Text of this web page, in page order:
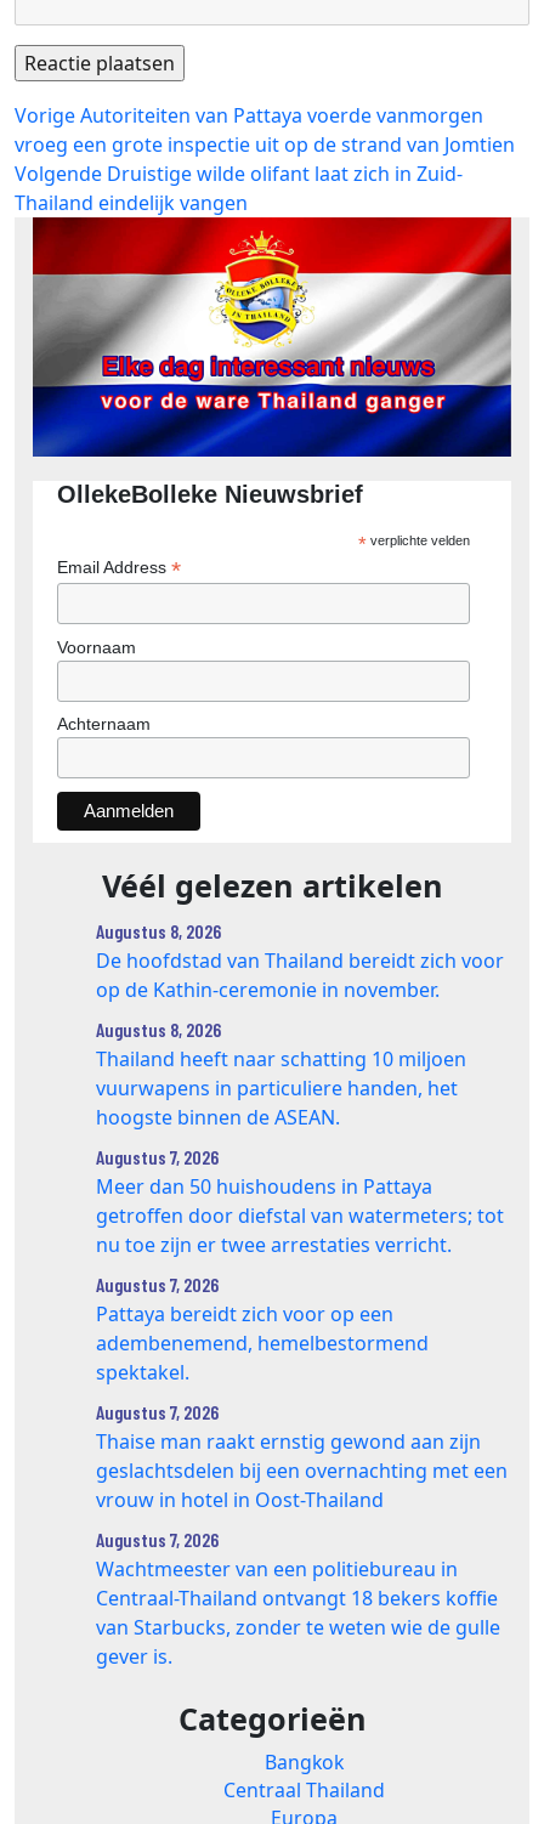
Bericht
navigatie
VorigeVorig
bericht:
Autoriteiten van Pattaya voerde vanmorgen
vroeg een grote inspectie uit op de strand van Jomtien
Volgende Volgend
bericht:
Druistige wilde olifant laat zich in Zuid-
Thailand eindelijk vangen
OllekeBolleke Nieuwsbrief
*verplichte velden
Email Address *
Voornaam
Achternaam
Véél gelezen artikelen
Augustus 8, 2026
De hoofdstad van Thailand bereidt zich voor
op de Kathin-ceremonie in november.
Augustus 8, 2026
Thailand heeft naar schatting 10 miljoen
vuurwapens in particuliere handen, het
hoogste binnen de ASEAN.
Augustus 7, 2026
Meer dan 50 huishoudens in Pattaya
getroffen door diefstal van watermeters; tot
nu toe zijn er twee arrestaties verricht.
Augustus 7, 2026
Pattaya bereidt zich voor op een
adembenemend, hemelbestormend
spektakel.
Augustus 7, 2026
Thaise man raakt ernstig gewond aan zijn
geslachtsdelen bij een overnachting met een
vrouw in hotel in Oost-Thailand
Augustus 7, 2026
Wachtmeester van een politiebureau in
Centraal-Thailand ontvangt 18 bekers koffie
van Starbucks, zonder te weten wie de gulle
gever is.
Categorieën
Bangkok
Centraal Thailand
Europa